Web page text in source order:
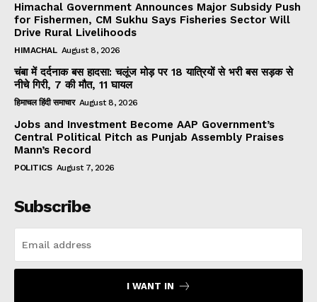
Himachal Government Announces Major Subsidy Push
for Fishermen, CM Sukhu Says Fisheries Sector Will
Drive Rural Livelihoods
HIMACHAL August 8, 2026
चंबा में दर्दनाक बस हादसा: चलूंज मोड़ पर 18 यात्रियों से भरी बस सड़क से
नीचे गिरी, 7 की मौत, 11 घायल
हिमाचल हिंदी समाचार August 8, 2026
Jobs and Investment Become AAP Government’s
Central Political Pitch as Punjab Assembly Praises
Mann’s Record
POLITICS August 7, 2026
Subscribe
I WANT IN